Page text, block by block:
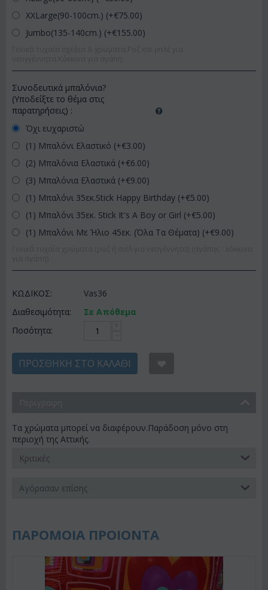
XXLarge(90-100cm.) (+€75.00)
Jumbo(135-140cm.) (+€155.00)
Συνοδευτικά μπαλόνια?
(Υποδείξτε το θέμα στις
παρατηρήσεις) :
Όχι ευχαριστώ
(1) Μπαλόνι Ελαστικό (+€3.00)
(2) Μπαλόνια Ελαστικά (+€6.00)
(3) Μπαλόνια Ελαστικά (+€9.00)
(1) Μπαλόνι 35εκ.Stick Happy Birthday (+€5.00)
(1) Μπαλόνι 35εκ. Stick It's A Boy or Girl (+€5.00)
(1) Μπαλόνι Με Ήλιο 45εκ. (Όλα Τα Θέματα) (+€9.00)
ΚΩΔΙΚΟΣ:
Vas36
Διαθεσιμότητα:
Σε Απόθεμα
Ποσότητα:
ΠΡΟΣΘΉΚΗ ΣΤΟ ΚΑΛΆΘΙ
Τα χρώματα μπορεί να διαφέρουν.Παράδοση μόνο στη
περιοχή της Αττικής.
Κριτικές
Αγόρασαν επίσης
ΠΑΡΟΜΟΙΑ ΠΡΟΙΟΝΤΑ